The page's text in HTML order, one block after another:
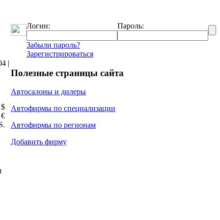
|
Логин: Пароль:
Забыли пароль?
Зарегистрироваться
Полезные страницы сайта
Автосалоны и дилеры
Автофирмы по специализации
Автофирмы по регионам
Добавить фирму